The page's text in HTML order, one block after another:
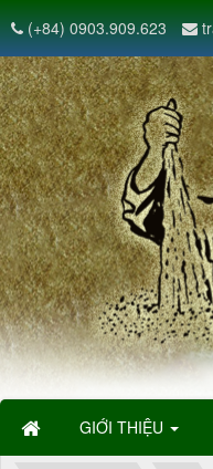
GIỚI THIỆU
(+84) 0903.909.623